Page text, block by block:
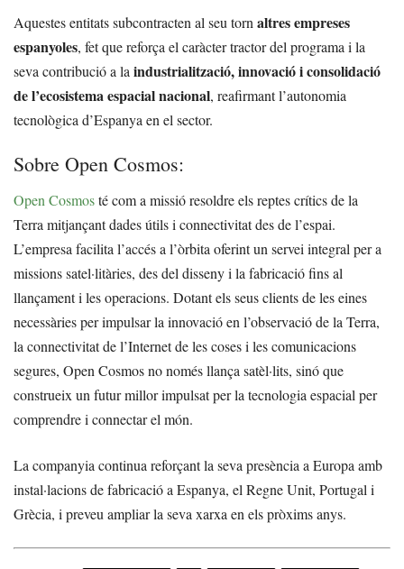
Aquestes entitats subcontracten al seu torn altres empreses
espanyoles, fet que reforça el caràcter tractor del programa i la
seva contribució a la industrialització, innovació i consolidació
de l’ecosistema espacial nacional, reafirmant l’autonomia
tecnològica d’Espanya en el sector.
Sobre Open Cosmos:
Open Cosmosté com a missió resoldre els reptes crítics de la
Terra mitjançant dades útils i connectivitat des de l’espai.
L’empresa facilita l’accés a l’òrbita oferint un servei integral per a
missions satel·litàries, des del disseny i la fabricació fins al
llançament i les operacions. Dotant els seus clients de les eines
necessàries per impulsar la innovació en l’observació de la Terra,
la connectivitat de l’Internet de les coses i les comunicacions
segures, Open Cosmos no només llança satèl·lits, sinó que
construeix un futur millor impulsat per la tecnologia espacial per
comprendre i connectar el món.
La companyia continua reforçant la seva presència a Europa amb
instal·lacions de fabricació a Espanya, el Regne Unit, Portugal i
Grècia, i preveu ampliar la seva xarxa en els pròxims anys.